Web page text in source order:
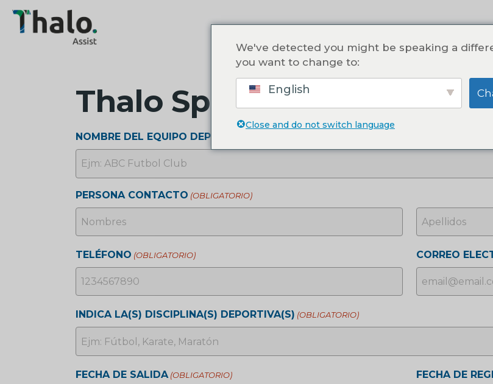
Thalo Sport
NOMBRE DEL EQUIPO DEPORTIVO
PERSONA CONTACTO (OBLIGATORIO)
TELÉFONO (OBLIGATORIO) CORREO
INDICA LA(S) DISCIPLINA(S) DEPORTIVA(S) (OBLIGATORIO)
FECHA DE SALIDA (OBLIGATORIO) FECHA DE
We've detected you might be speaking a
you want to change to:
English
Close and do not switch language